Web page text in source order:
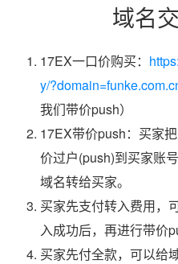
域名
17EX一口价购买：
y/
我们带价push）
17EX带价push：买家
价过户(push)到买家账
域名转给买家。
买家先支付转入费用，
入成功后，再进行带价
买家先付全款，可以给